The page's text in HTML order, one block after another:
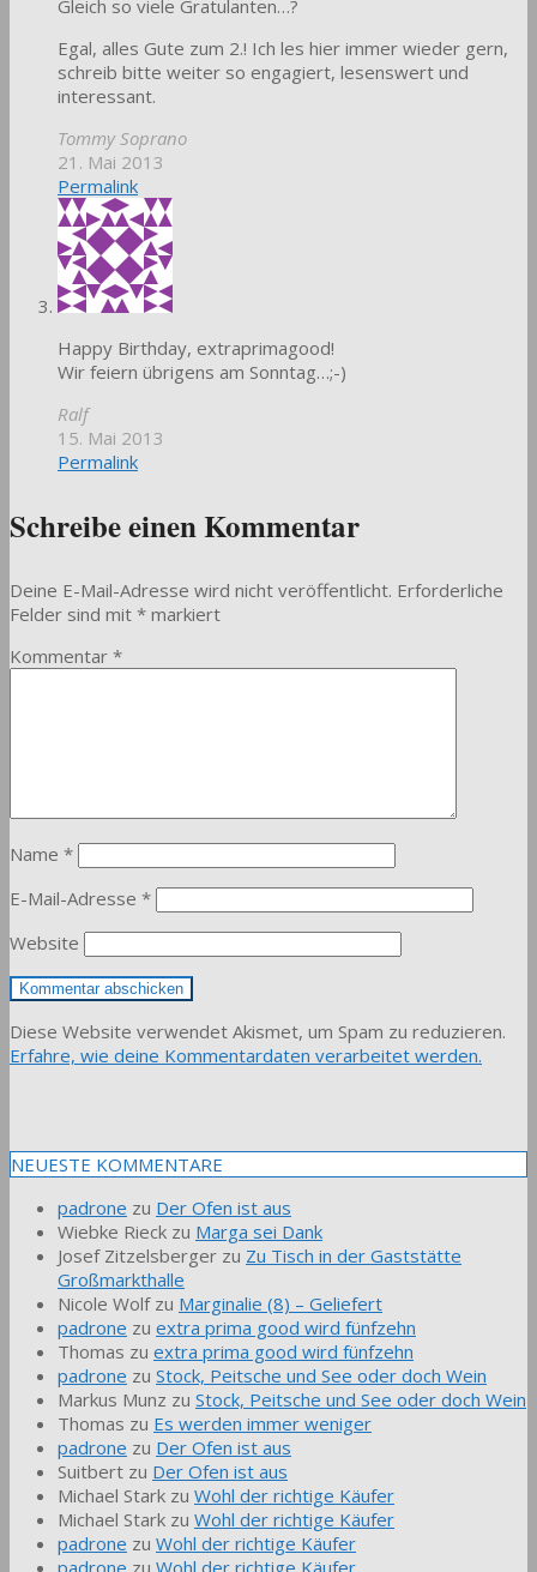
Gleich so viele Gratulanten…?
Egal, alles Gute zum 2.! Ich les hier immer wieder gern,
schreib bitte weiter so engagiert, lesenswert und
interessant.
Tommy Soprano
21. Mai 2013
Permalink
Happy Birthday, extraprimagood!
Wir feiern übrigens am Sonntag…;-)
Ralf
15. Mai 2013
Permalink
Schreibe einen Kommentar
Deine E-Mail-Adresse wird nicht veröffentlicht. Erforderliche
Felder sind mit * markiert
Kommentar *
Name *
E-Mail-Adresse *
Website
Diese Website verwendet Akismet, um Spam zu reduzieren.
Erfahre, wie deine Kommentardaten verarbeitet werden.
NEUESTE KOMMENTARE
padrone zu Der Ofen ist aus
Wiebke Rieck zu Marga sei Dank
Josef Zitzelsberger zu Zu Tisch in der Gaststätte
Großmarkthalle
Nicole Wolfzu Marginalie (8) – Geliefert
padrone zu extra prima good wird fünfzehn
Thomas zu extra prima good wird fünfzehn
padrone zu Stock, Peitsche und See oder doch Wein
Markus Munz zu Stock, Peitsche und See oder doch Wein
Thomas zu Es werden immer weniger
padrone zu Der Ofen ist aus
Suitbert zu Der Ofen ist aus
Michael Stark zu Wohl der richtige Käufer
Michael Stark zu Wohl der richtige Käufer
padrone zu Wohl der richtige Käufer
padrone zu Wohl der richtige Käufer